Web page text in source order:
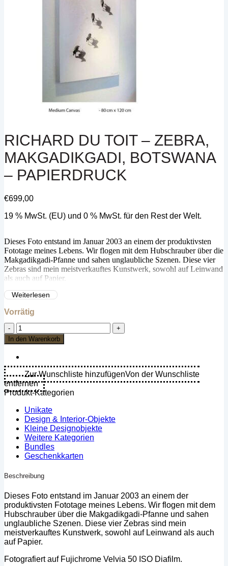
RICHARD DU TOIT – ZEBRA,
MAKGADIKGADI, BOTSWANA
– PAPIERDRUCK
€699,00
19 % MwSt. (EU) und 0 % MwSt. für den Rest der Welt.
Dieses Foto entstand im Januar 2003 an einem der produktivsten
Fototage meines Lebens. Wir flogen mit dem Hubschrauber über die
Makgadikgadi-Pfanne und sahen unglaubliche Szenen. Diese vier
Zebras sind mein meistverkauftes Kunstwerk, sowohl auf Leinwand
als auch auf Papier.
Fotografiert auf Fujichrome Velvia 50 ISO Diafilm.
Der Druck ist persönlich von Richard beschriftet, signiert und
nummeriert in einer limitierten Auflage von 125 Exemplaren.
Es wird nur der Druck auf Papier verkauft ohne Rahmen!
Weiterlesen
Vorrätig
Richard
du
Toit
-
Makgadikgadi,
Botswana
-
Menge
In den Warenkorb
Zur Wunschliste hinzufügenVon der Wunschliste
entfernen
Produkt-Kategorien
Unikate
Design & Interior-Objekte
Kleine Designobjekte
Weitere Kategorien
Bundles
Geschenkkarten
Beschreibung
Dieses Foto entstand im Januar 2003 an einem der
produktivsten Fototage meines Lebens. Wir flogen mit dem
Hubschrauber über die Makgadikgadi-Pfanne und sahen
unglaubliche Szenen. Diese vier Zebras sind mein
meistverkauftes Kunstwerk, sowohl auf Leinwand als auch
auf Papier.
Fotografiert auf Fujichrome Velvia 50 ISO Diafilm.